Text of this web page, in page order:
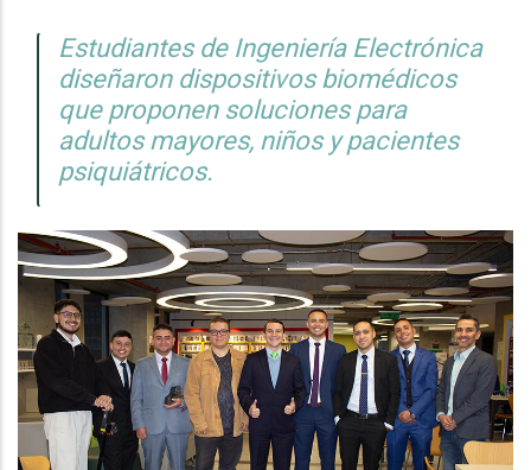
Estudiantes de Ingeniería Electrónica
diseñaron dispositivos biomédicos
que proponen soluciones para
adultos mayores, niños y pacientes
psiquiátricos.